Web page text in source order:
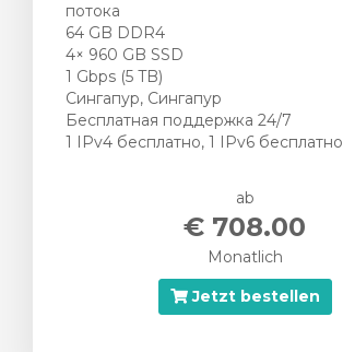
потока
64 GB DDR4
4× 960 GB SSD
1 Gbps (5 TB)
Сингапур, Сингапур
Бесплатная поддержка 24/7
1 IPv4 бесплатно, 1 IPv6 бесплатно
ab
€ 708.00
Monatlich
Jetzt bestellen